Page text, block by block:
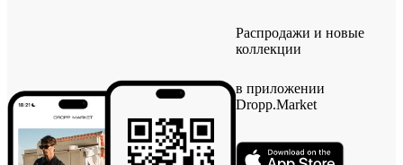
Распродажи и новые
коллекции
в приложении
Dropp.Market